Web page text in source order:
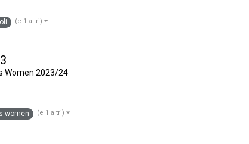
(e 1 altri)
Women 2023/24
women (e 1 altri)